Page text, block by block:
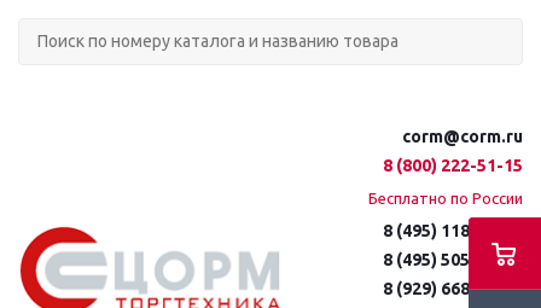
corm@corm.ru
8 (800) 222-51-15
Бесплатно по России
8 (495) 118-61-16
8 (495) 505-51-15
8 (929) 668-95-35